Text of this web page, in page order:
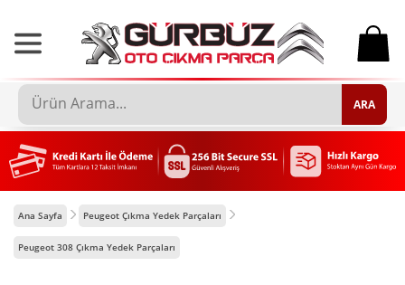
0
ARA
Ana Sayfa Peugeot Çıkma Yedek Parçaları
Peugeot 308 Çıkma Yedek Parçaları